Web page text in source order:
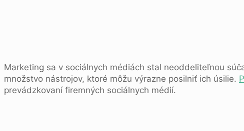
Marketing sa v sociálnych médiách stal neoddeliteľnou
množstvo nástrojov, ktoré môžu výrazne posilniť ich úsilie.
prevádzkovaní firemných sociálnych médií.